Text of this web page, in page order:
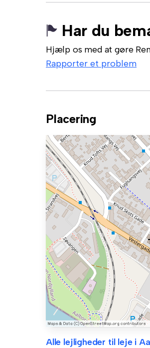
Har du
Hjælp os med at gøre
Rapporter et problem
Placering
Alle lejligheder til leje i